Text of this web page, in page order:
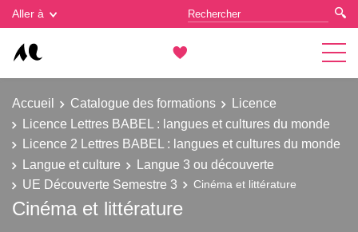
Aller à
Accueil Catalogue des formations
Licence
Licence Lettres BABEL : langues et cultures du monde
Licence 2 Lettres BABEL : langues et cultures du monde
Langue et culture
Langue 3 ou découverte
UE Découverte Semestre 3
Cinéma et littérature
Cinéma et littérature
Gestion des cookies